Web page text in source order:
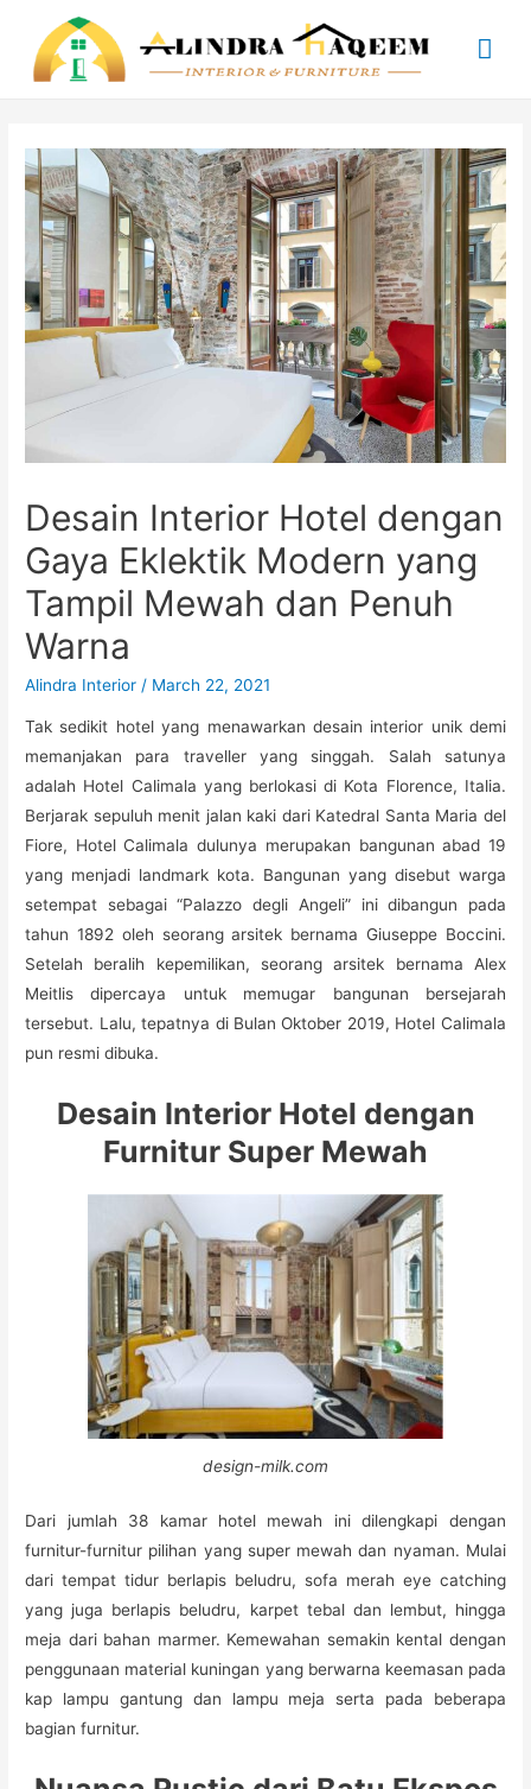
Desain Interior Hotel dengan
Gaya Eklektik Modern yang
Tampil Mewah dan Penuh
Warna
Alindra Interior / March 22, 2021
Tak sedikit hotel yang menawarkan desain interior unik demi
memanjakan para traveller yang singgah. Salah satunya
adalah Hotel Calimala yang berlokasi di Kota Florence, Italia.
Berjarak sepuluh menit jalan kaki dari Katedral Santa Maria del
Fiore, Hotel Calimala dulunya merupakan bangunan abad 19
yang menjadi landmark kota. Bangunan yang disebut warga
setempat sebagai “Palazzo degli Angeli” ini dibangun pada
tahun 1892 oleh seorang arsitek bernama Giuseppe Boccini.
Setelah beralih kepemilikan, seorang arsitek bernama Alex
Meitlis dipercaya untuk memugar bangunan bersejarah
tersebut. Lalu, tepatnya di Bulan Oktober 2019, Hotel Calimala
pun resmi dibuka.
Desain Interior Hotel dengan
Furnitur Super Mewah
design-milk.com
Dari jumlah 38 kamar hotel mewah ini dilengkapi dengan
furnitur-furnitur pilihan yang super mewah dan nyaman. Mulai
dari tempat tidur berlapis beludru, sofa merah eye catching
yang juga berlapis beludru, karpet tebal dan lembut, hingga
meja dari bahan marmer. Kemewahan semakin kental dengan
penggunaan material kuningan yang berwarna keemasan pada
kap lampu gantung dan lampu meja serta pada beberapa
bagian furnitur.